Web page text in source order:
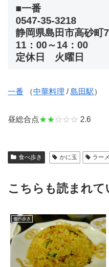
■一番
0547-35-3218
静岡県島田市高砂町
11：00～14：00
定休日 火曜日
一番 （中華料理 /島田駅）
昼総合点★★☆☆☆ 2.6
食べ歩き かに玉 ラー
こちらも読まれて
食べ歩き